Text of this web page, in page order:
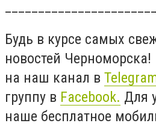
Будь в курсе самых
новостей
на наш канал в
группу в Facebook. Для
наше бесплатное